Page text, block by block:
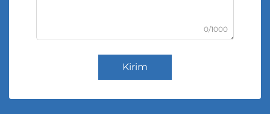
0/1000
Kirim